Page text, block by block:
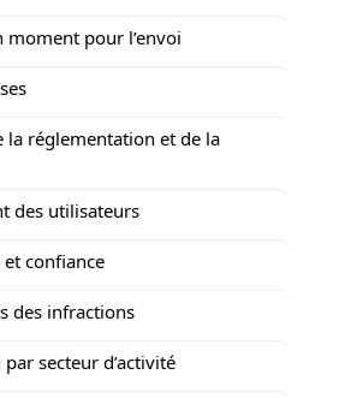
moment pour l’envoi
la réglementation et de la
des utilisateurs
et confiance
des infractions
par secteur d’activité